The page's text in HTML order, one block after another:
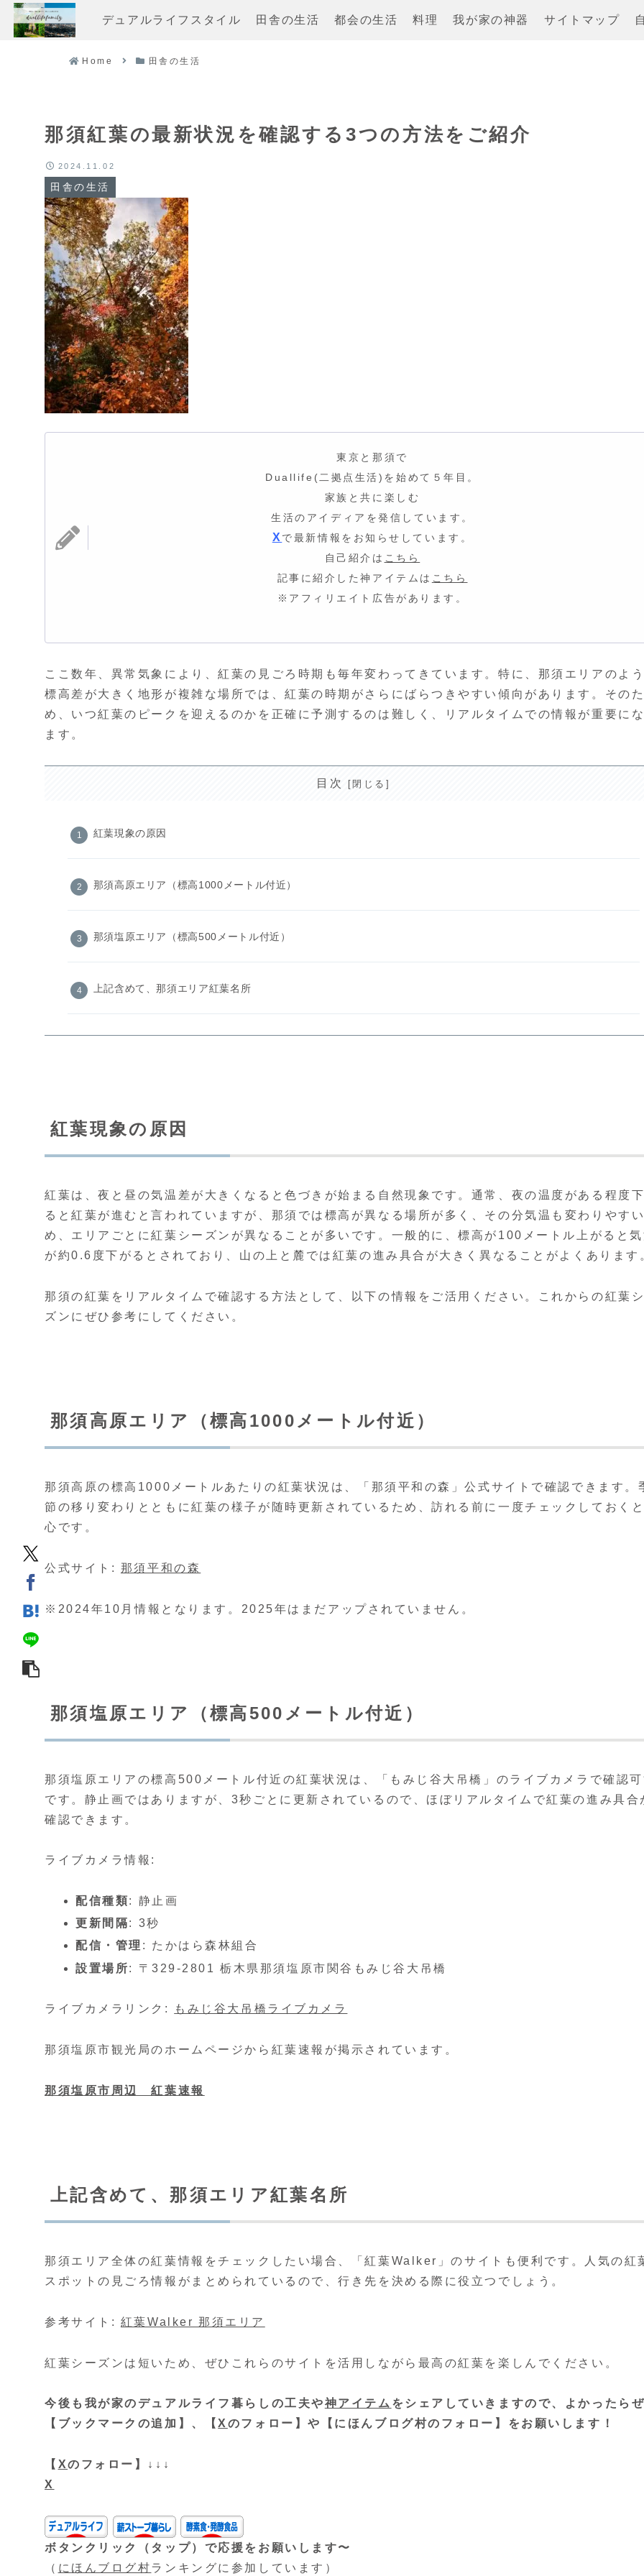
デュアルライフスタイル 田舎の生活 都会の生活 料理 我が家の神器 サイトマップ
Home 田舎の生活
那須紅葉の最新状況を確認する3つの方法をご紹介
田舎の生活
2024.11.02
東京と那須で
Duallife(二拠点生活)を始めて５年目。
家族と共に楽しむ
生活のアイディア を発信しています。
X で最新情報をお知らせしています。
自己紹介は こちら
記事に紹介した神アイテムは こちら
※アフィリエイト広告があります。
ここ数年、異常気象により、紅葉の見ごろ時期も毎年変わってきています。特に、那須エリアのよ
標高差が大きく地形が複雑な場所では、紅葉の時期がさらにばらつきやすい傾向があります。その
め、いつ紅葉のピークを迎えるのかを正確に予測するのは難しく、リアルタイムでの情報が重要に
ます。
目次
紅葉現象の原因
那須高原エリア（標高1000メートル付近）
那須塩原エリア（標高500メートル付近）
上記含めて、那須エリア紅葉名所
紅葉現象の原因
紅葉は、夜と昼の気温差が大きくなると色づきが始まる自然現象です。通常、夜の温度がある程度
ると紅葉が進むと言われていますが、那須では標高が異なる場所が多く、その分気温も変わりやす
め、エリアごとに紅葉シーズンが異なることが多いです。一般的に、標高が100メートル上がると
が約0.6度下がるとされており、山の上と麓では紅葉の進み具合が大きく異なることがよくあります
那須の紅葉をリアルタイムで確認する方法として、以下の情報をご活用ください。これからの紅葉
ズンにぜひ参考にしてください。
那須高原エリア（標高1000メートル付近）
那須高原の標高1000メートルあたりの紅葉状況は、「那須平和の森」公式サイトで確認できます。
節の移り変わりとともに紅葉の様子が随時更新されているため、訪れる前に一度チェックしておく
心です。
公式サイト: 那須平和の森
※2024年10月情報となります。2025年はまだアップされていません。
那須塩原エリア（標高500メートル付近）
那須塩原エリアの標高500メートル付近の紅葉状況は、「もみじ谷大吊橋」のライブカメラで確認
です。静止画ではありますが、3秒ごとに更新されているので、ほぼリアルタイムで紅葉の進み具合
確認できます。
ライブカメラ情報:
配信種類: 静止画
更新間隔: 3秒
配信・管理 : たかはら森林組合
設置場所: 〒329-2801 栃木県那須塩原市関谷もみじ谷大吊橋
ライブカメラリンク: もみじ谷大吊橋ライブカメラ
那須塩原市観光局のホームページから紅葉速報が掲示されています。
那須塩原市周辺 紅葉速報
上記含めて、那須エリア紅葉名所
那須エリア全体の紅葉情報をチェックしたい場合、「紅葉Walker」のサイトも便利です。人気の紅
スポットの見ごろ情報がまとめられているので、行き先を決める際に役立つでしょう。
参考サイト: 紅葉Walker 那須エリア
紅葉シーズンは短いため、ぜひこれらのサイトを活用しながら最高の紅葉を楽しんでください。
今後も我が家のデュアルライフ暮らしの工夫や神アイテム をシェアしていきますので、よかったら
【ブックマークの追加】、【X のフォロー】や【にほんブログ村のフォロー】をお願いします！
【 Xのフォロー】↓↓↓
X
ボタンクリック（タップ）で応援をお願いします〜
（ にほんブログ村ランキングに参加しています）